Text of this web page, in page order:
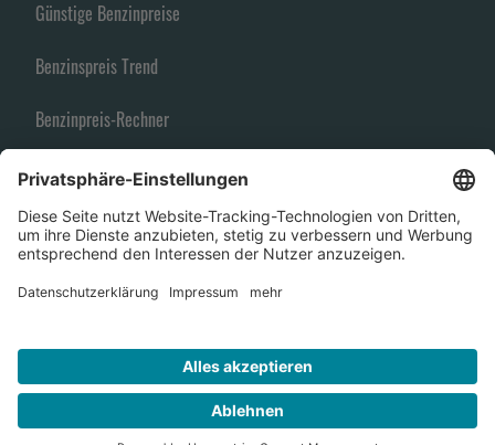
Günstige Benzinpreise
Benzinspreis Trend
Benzinpreis-Rechner
Spritpreise
Benzin Vergleich
© 2026 TANKCHECKER.DE